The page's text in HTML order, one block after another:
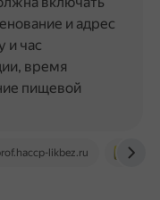
likbez.ru
и адрес
и час
время
пищевой